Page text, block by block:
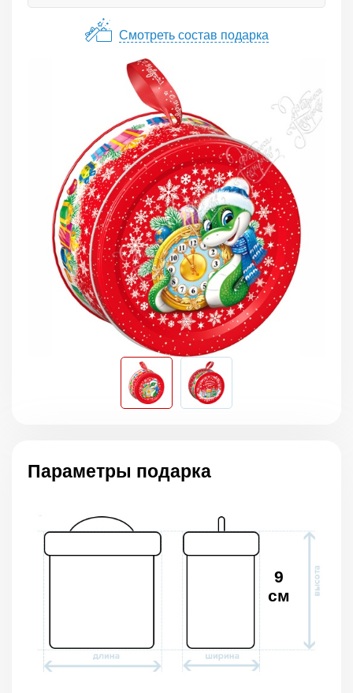
Смотреть состав подарка
Параметры подарка
9
см